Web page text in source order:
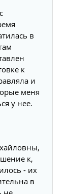
в
к
и
меня
у нее.
к,
- их
в